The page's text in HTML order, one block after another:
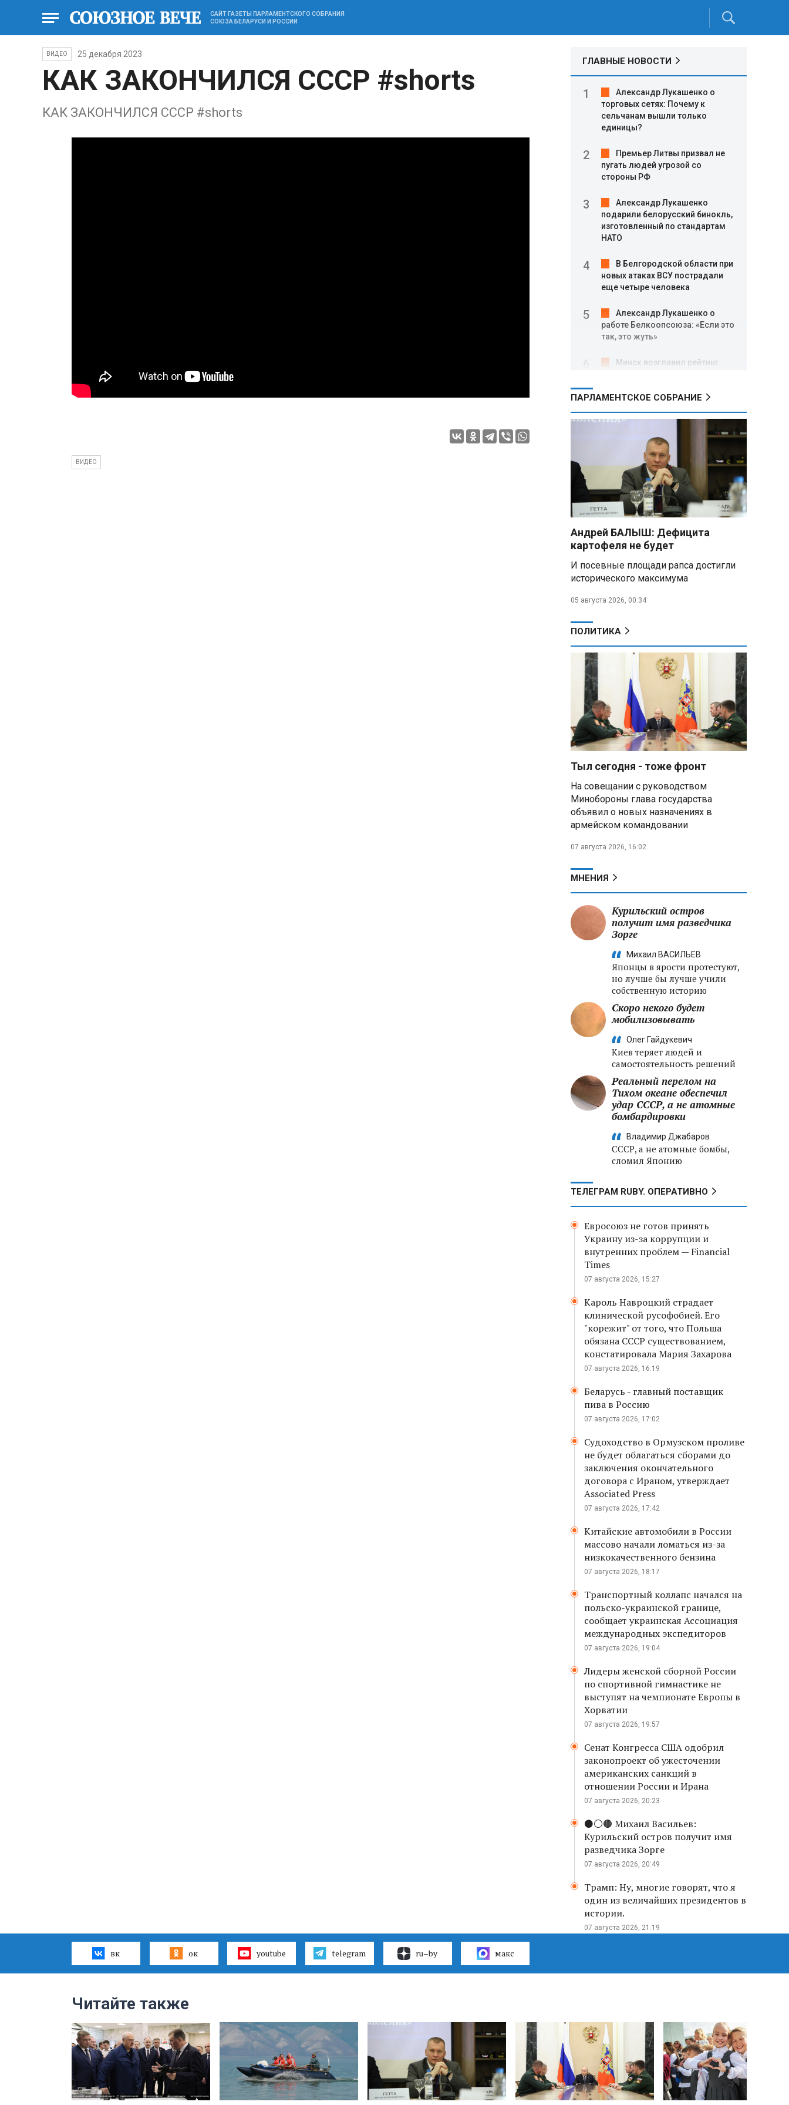
САЙТ ГАЗЕТЫ ПАРЛАМЕНТСКОГО СОБРАНИЯ
СОЮЗА БЕЛАРУСИ И РОССИИ
ВИДЕО 25 декабря 2023
КАК ЗАКОНЧИЛСЯ СССР #shorts
КАК ЗАКОНЧИЛСЯ СССР #shorts
ВИДЕО
ГЛАВНЫЕ НОВОСТИ
Александр Лукашенко о
торговых сетях: Почему к
сельчанам вышли только
единицы?
Премьер Литвы призвал не
пугать людей угрозой со
стороны РФ
Александр Лукашенко
подарили белорусский бинокль,
изготовленный по стандартам
НАТО
В Белгородской области при
новых атаках ВСУ пострадали
еще четыре человека
Александр Лукашенко о
работе Белкоопсоюза: «Если это
так, это жуть»
Минск возглавил рейтинг
Минобороны РФ: при
освобождении Анискино ВСУ
понесли большие потери, часть
военных сдалась в плен
Александр Лукашенко:
Россияне «услышали батьку» и
скупают пустующие дома в
белорусских деревнях
Алесандр Лукашенко назвал
работу сельской торговли
возмутился «просрочкой и
тухлятиной»
Владимир Путин обсудил с
меры по защите инфраструктуры
Минобороны РФ: «Искандер»
уничтожил эшелон с техникой
ВСУ в Днепропетровской
области
Главы правительств ЕАЭС
подписали три соглашения по
e‑торговле, биржевому рынку и
ученым званиям
Александр Лукашенко:
Хотите «собирать сливки» в
городах — отвечайте и за
отдалённые деревни
Минобороны РФ: установлен
Харьковской области
криптообменников в «Москва-
Сити», через которую
украинские call-центры
ПАРЛАМЕНТСКОЕ СОБРАНИЕ
Андрей БАЛЫШ: Дефицита
картофеля не будет
И посевные площади рапса достигли
исторического максимума
05 августа 2026, 00:34
ПОЛИТИКА
Тыл сегодня - тоже фронт
На совещании с руководством
Минобороны глава государства
объявил о новых назначениях в
армейском командовании
07 августа 2026, 16:02
МНЕНИЯ
Курильский остров
получит имя разведчика
Зорге
Михаил ВАСИЛЬЕВ
Японцы в ярости протестуют,
но лучше бы лучше учили
собственную историю
Скоро некого будет
мобилизовывать
Олег Гайдукевич
Киев теряет людей и
самостоятельность решений
Реальный перелом на
Тихом океане обеспечил
удар СССР, а не атомные
бомбардировки
Владимир Джабаров
СССР, а не атомные бомбы,
сломил Японию
ТЕЛЕГРАМ RUBY. ОПЕРАТИВНО
Евросоюз не готов принять
Украину из-за коррупции и
внутренних проблем — Financial
Times
07 августа 2026, 15:27
Кароль Навроцкий страдает
клинической русофобией. Его
"корежит" от того, что Польша
обязана СССР существованием,
констатировала Мария Захарова
07 августа 2026, 16:19
Беларусь - главный поставщик
пива в Россию
07 августа 2026, 17:02
Судоходство в Ормузском проливе
не будет облагаться сборами до
заключения окончательного
договора с Ираном, утверждает
Associated Press
07 августа 2026, 17:42
Китайские автомобили в России
массово начали ломаться из-за
низкокачественного бензина
07 августа 2026, 18:17
Транспортный коллапс начался на
польско-украинской границе,
сообщает украинская Ассоциация
международных экспедиторов
07 августа 2026, 19:04
Лидеры женской сборной России
по спортивной гимнастике не
выступят на чемпионате Европы в
Хорватии
07 августа 2026, 19:57
Сенат Конгресса США одобрил
законопроект об ужесточении
американских санкций в
отношении России и Ирана
07 августа 2026, 20:23
⚫️⚪️🟤 Михаил Васильев:
Курильский остров получит имя
разведчика Зорге
07 августа 2026, 20:49
Трамп: Ну, многие говорят, что я
один из величайших президентов в
истории.
07 августа 2026, 21:19
вк ок youtube telegram ru–by макс
Читайте также